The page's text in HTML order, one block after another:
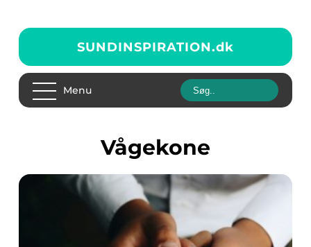
SUNDINSPIRATION.dk
Menu
vågekone